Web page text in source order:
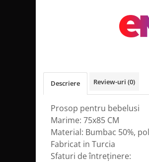
Descriere Review-uri (0)
Prosop pentru bebelusi
Marime: 75x85 CM
Material: Bumbac 50%,
Fabricat in Turcia
Sfaturi de întreținere: